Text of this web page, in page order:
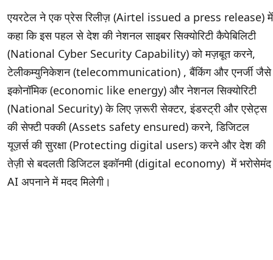
एयरटेल ने एक प्रेस रिलीज़ (Airtel issued a press release) में
कहा कि इस पहल से देश की नेशनल साइबर सिक्योरिटी कैपेबिलिटी
(National Cyber ​​Security Capability) को मज़बूत करने,
टेलीकम्युनिकेशन (telecommunication) , बैंकिंग और एनर्जी जैसे
इकोनॉमिक (economic like energy) और नेशनल सिक्योरिटी
(National Security) के लिए ज़रूरी सेक्टर, इंडस्ट्री और एसेट्स
की सेफ्टी पक्की (Assets safety ensured) करने, डिजिटल
यूज़र्स की सुरक्षा (Protecting digital users) करने और देश की
तेज़ी से बदलती डिजिटल इकॉनमी (digital economy) में भरोसेमंद
AI अपनाने में मदद मिलेगी।